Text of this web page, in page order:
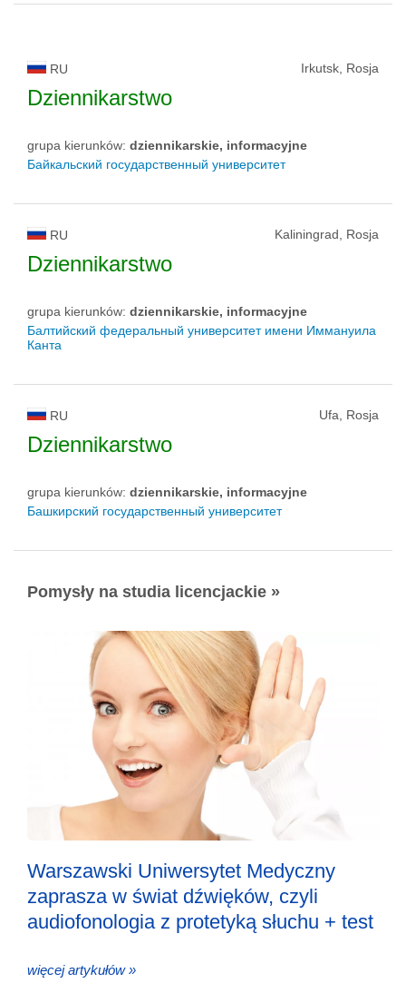
RU Irkutsk, Rosja
Dziennikarstwo
grupa kierunków: dziennikarskie, informacyjne
Байкальский государственный университет
RU Kaliningrad, Rosja
Dziennikarstwo
grupa kierunków: dziennikarskie, informacyjne
Балтийский федеральный университет имени Иммануила
Канта
RU Ufa, Rosja
Dziennikarstwo
grupa kierunków: dziennikarskie, informacyjne
Башкирский государственный университет
Pomysły na studia licencjackie »
Warszawski Uniwersytet Medyczny
zaprasza w świat dźwięków, czyli
audiofonologia z protetyką słuchu + test
więcej artykułów »